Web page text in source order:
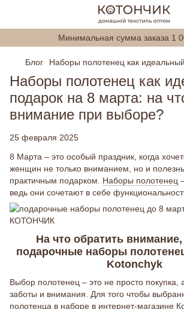
Минимальная сумма заказа 1
Блог Наборы полотенец как
Наборы полотенец как
подарок на 8 марта: на
внимание при выборе?
25 февраля 2025
8 Марта – это особый праздник, когда
женщин не только вниманием, но и
практичным подарком. Наборы полотенец
ведь они сочетают в себе
На что обратить
подарочные наборы
Kotonchyk
Выбор полотенец – это не просто покупка,
заботы и внимания. Для того чтобы
полотенца в наборе в интернет-магазине